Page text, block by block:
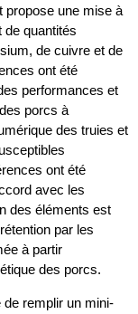
propose une mise à
de quantités
de cuivre et de
ont été
performances et
porcs à
des truies et
ont été
avec les
des éléments est
par les
à partir
des porcs.
remplir un mini-